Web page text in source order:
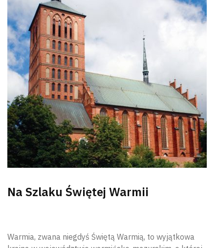
Na Szlaku Świętej Warmii
Warmia, zwana niegdyś Świętą Warmią, to wyjątkowa